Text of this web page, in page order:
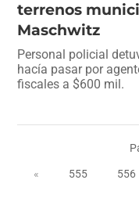
terrenos
Maschwitz
Personal policial
hacía pasar por
fiscales a $600 mil.
« 555 556